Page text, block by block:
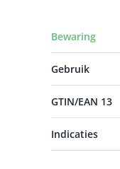
Bewaring
Gebruik
GTIN/EAN 13
Indicaties